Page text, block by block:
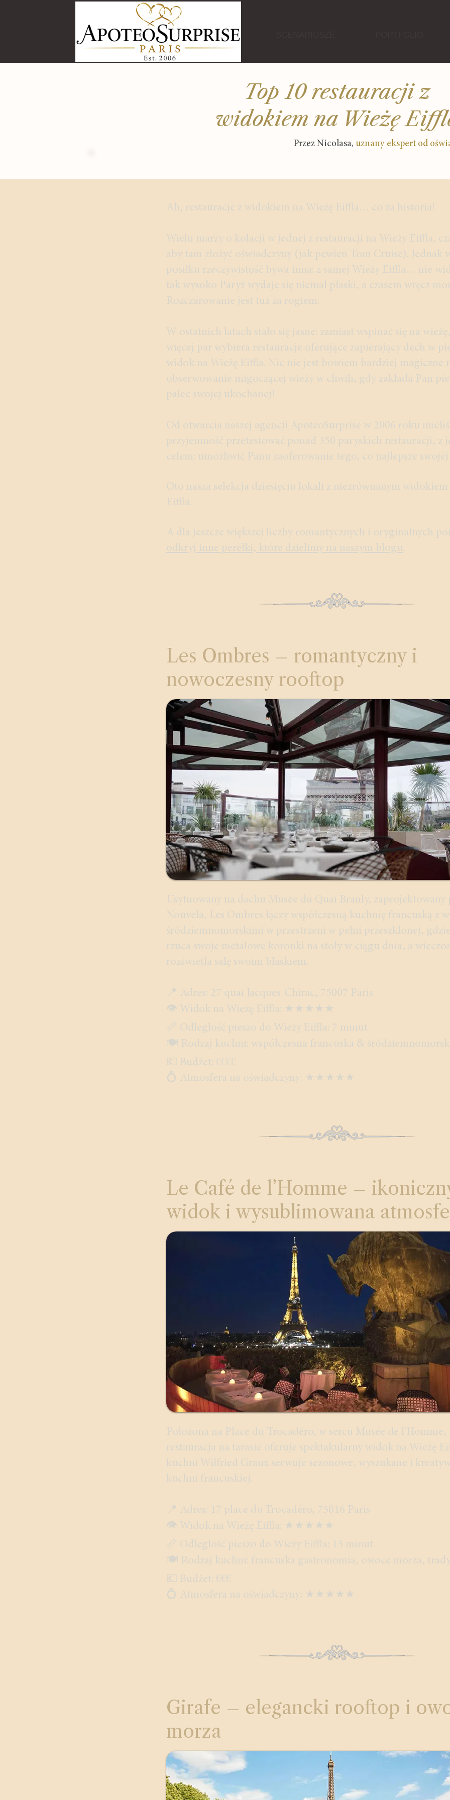
Top 10 restauracji z
widokiem na Wieżę
Przez Nicolasa, uznany ekspert od
Ah, restauracje z widokiem na Wieżę Eiffla… co za historia!
Wielu marzy o kolacji w jednej z restauracji na Wieży Eiffla,
aby tam złożyć oświadczyny (jak pewien Tom Cruise). Jednak
posiłku rzeczywistość bywa inna: z samej Wieży Eiffla… nie
tak wysoko Paryż wydaje się niemal płaski, a czasem wręcz
Rozczarowanie jest tuż za rogiem.
W ostatnich latach stało się jasne: zamiast wspinać się na
więcej par wybiera restauracje oferujące zapierający dech w
widok na Wieżę Eiffla. Nic nie jest bowiem bardziej magiczne
obserwowanie migoczącej wieży w chwili, gdy zakłada Pan
palec swojej ukochanej!
Od otwarcia naszej agencji ApoteoSurprise w 2006 roku
przyjemność przetestować ponad 350 paryskich restauracji, z
celem: umożliwić Panu zaoferowanie tego, co najlepsze
Oto nasza selekcja dziesięciu lokali z niezrównanym widokiem
Eiffla.
A dla jeszcze większej liczby romantycznych i oryginalnych
odkryj inne perełki, które dzielimy na naszym blogu.
Les Ombres – romantyczny i
nowoczesny rooftop
Usytuowany na dachu Musée du Quai Branly, zaprojektowany
Nouvela, Les Ombres łączy współczesną kuchnię francuską z
śródziemnomorskimi w przestrzeni w pełni przeszklonej,
rzuca swoje metalowe koronki na stoły w ciągu dnia, a
rozświetla salę swoim blaskiem.
📍 Adres: 27 quai Jacques-Chirac, 75007 Paris
👁️ Widok na Wieżę Eiffla: ★★★★★
📏 Odległość pieszo do Wieży Eiffla: 7 minut
🍽️ Rodzaj kuchni: współczesna francuska &
💶 Budżet: €€€€
💍 Atmosfera na oświadczyny: ★★★★★
Le Café de l’Homme –
widok i wysublimowana
Położona na Place du Trocadéro, w sercu Musée de
restauracja na tarasie oferuje spektakularny widok na Wieżę
kuchni Wilfried Graux serwuje sezonowe, wyszukane i
kuchni francuskiej.
📍 Adres: 17 place du Trocadéro, 75016 Paris
👁️ Widok na Wieżę Eiffla: ★★★★★
📏 Odległość pieszo do Wieży Eiffla: 13 minut
🍽️ Rodzaj kuchni: francuska gastronomia, owoce morza,
💶 Budżet: €€€
💍 Atmosfera na oświadczyny: ★★★★★
Girafe – elegancki rooftop i
morza